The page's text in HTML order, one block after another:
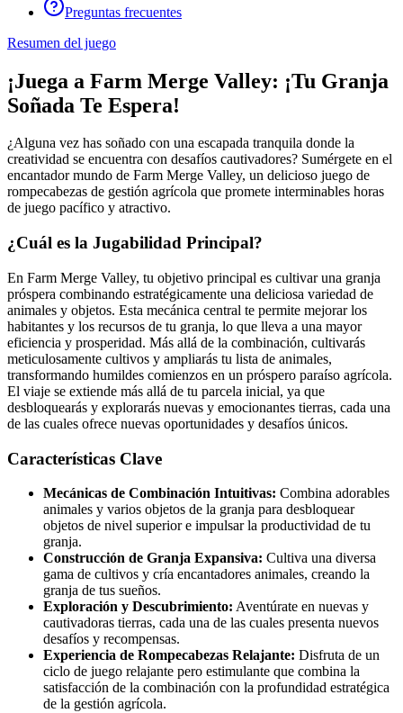
Preguntas frecuentes
Resumen del juego
¡Juega a Farm Merge Valley: ¡Tu Granja
Soñada Te Espera!
¿Alguna vez has soñado con una escapada tranquila donde la
creatividad se encuentra con desafíos cautivadores? Sumérgete en el
encantador mundo de Farm Merge Valley, un delicioso juego de
rompecabezas de gestión agrícola que promete interminables horas
de juego pacífico y atractivo.
¿Cuál es la Jugabilidad Principal?
En Farm Merge Valley, tu objetivo principal es cultivar una granja
próspera combinando estratégicamente una deliciosa variedad de
animales y objetos. Esta mecánica central te permite mejorar los
habitantes y los recursos de tu granja, lo que lleva a una mayor
eficiencia y prosperidad. Más allá de la combinación, cultivarás
meticulosamente cultivos y ampliarás tu lista de animales,
transformando humildes comienzos en un próspero paraíso agrícola.
El viaje se extiende más allá de tu parcela inicial, ya que
desbloquearás y explorarás nuevas y emocionantes tierras, cada una
de las cuales ofrece nuevas oportunidades y desafíos únicos.
Características Clave
Mecánicas de Combinación Intuitivas: Combina adorables
animales y varios objetos de la granja para desbloquear
objetos de nivel superior e impulsar la productividad de tu
granja.
Construcción de Granja Expansiva: Cultiva una diversa
gama de cultivos y cría encantadores animales, creando la
granja de tus sueños.
Exploración y Descubrimiento: Aventúrate en nuevas y
cautivadoras tierras, cada una de las cuales presenta nuevos
desafíos y recompensas.
Experiencia de Rompecabezas Relajante: Disfruta de un
ciclo de juego relajante pero estimulante que combina la
satisfacción de la combinación con la profundidad estratégica
de la gestión agrícola.